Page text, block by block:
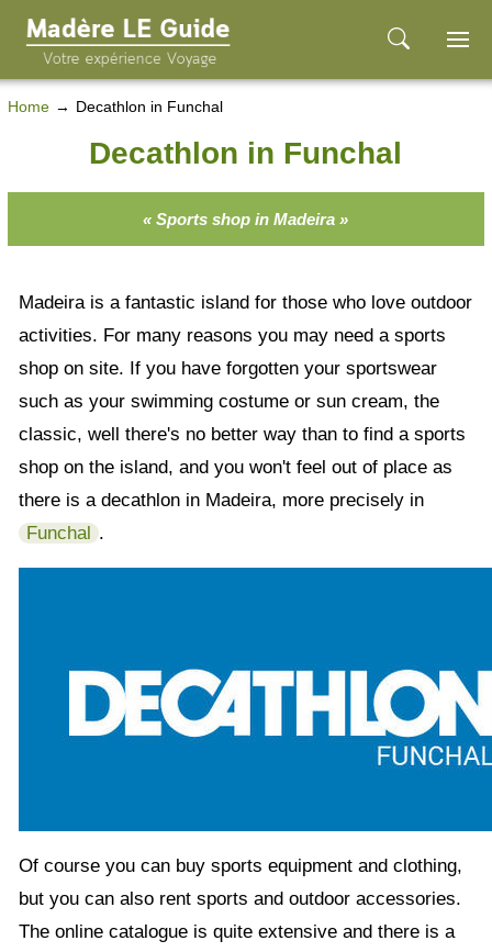
Home Decathlon in Funchal
Decathlon in Funchal
« Sports shop in Madeira »
Madeira is a fantastic island for those who love outdoor
activities. For many reasons you may need a sports
shop on site. If you have forgotten your sportswear
such as your swimming costume or sun cream, the
classic, well there's no better way than to find a sports
shop on the island, and you won't feel out of place as
there is a decathlon in Madeira, more precisely in
Funchal .
Of course you can buy sports equipment and clothing,
but you can also rent sports and outdoor accessories.
The online catalogue is quite extensive and there is a